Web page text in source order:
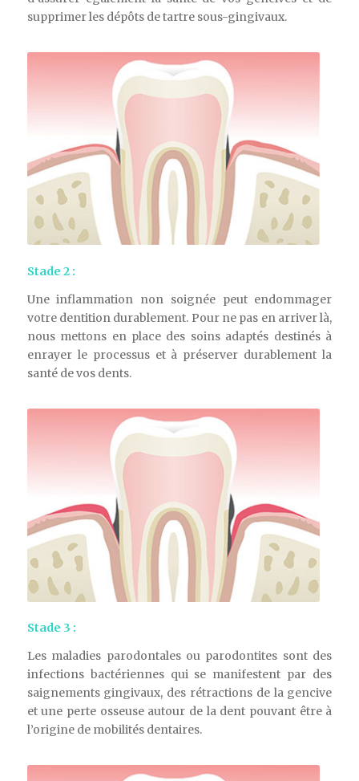
supprimer les dépôts de tartre sous-gingivaux.
Stade 2 :
Une inflammation non soignée peut endommager
votre dentition durablement. Pour ne pas en arriver là,
nous mettons en place des soins adaptés destinés à
enrayer le processus et à préserver durablement la
santé de vos dents.
Stade 3 :
Les maladies parodontales ou parodontites sont des
infections bactériennes qui se manifestent par des
saignements gingivaux, des rétractions de la gencive
et une perte osseuse autour de la dent pouvant être à
l’origine de mobilités dentaires.